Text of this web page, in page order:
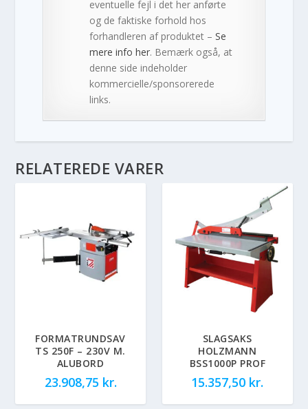
eventuelle fejl i det her anførte
og de faktiske forhold hos
forhandleren af produktet –Se
mere info her. Bemærk også, at
denne side indeholder
kommercielle/sponsorerede
links.
RELATEREDE VARER
FORMATRUNDSAV
TS 250F – 230V M.
ALUBORD
23.908,75 kr.
SLAGSAKS
HOLZMANN
BSS1000P PROF
15.357,50 kr.